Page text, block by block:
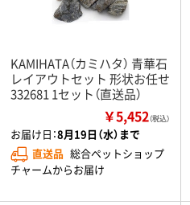
KAMIHATA（カミハタ） 青華石
レイアウトセット 形状お任せ
332681 1セット（直送品）
￥5,452（税込）
お届け日：8月19日（水）まで
直送品 総合ペットショップ
チャームからお届け